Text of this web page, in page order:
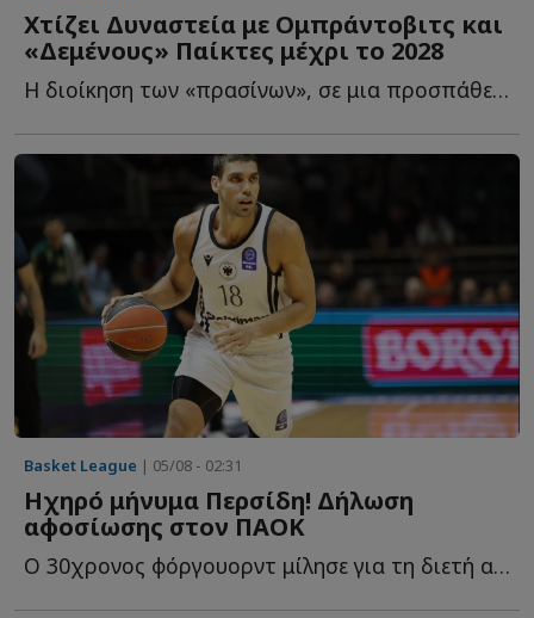
Χτίζει Δυναστεία με Ομπράντοβιτς και
«Δεμένους» Παίκτες μέχρι το 2028
Η διοίκηση των «πρασίνων», σε μια προσπάθεια να επαναφέρει τ...
Basket League | 05/08 - 02:31
Ηχηρό μήνυμα Περσίδη! Δήλωση
αφοσίωσης στον ΠΑΟΚ
Ο 30χρονος φόργουορντ μίλησε για τη διετή ανανέωση, τ...